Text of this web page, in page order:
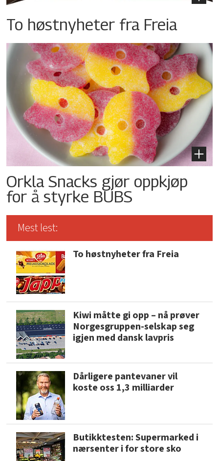
To høstnyheter fra Freia
Orkla Snacks gjør oppkjøp
for å styrke BUBS
Mest lest:
To høstnyheter fra Freia
Kiwi måtte gi opp – nå prøver
Norgesgruppen-selskap seg
igjen med dansk lavpris
Dårligere pantevaner vil
koste oss 1,3 milliarder
Butikktesten: Supermarked i
nærsenter i for store sko